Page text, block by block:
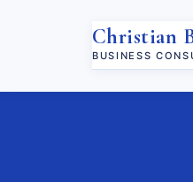
Christian
BUSINESS